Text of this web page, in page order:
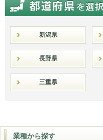
新潟県
長野県
三重県
業種から探す